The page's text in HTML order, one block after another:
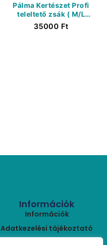
Pálma Kertészet Profi
teleltető zsák ( M/L
méret ) Extra Vastag
150 g / m2 fehér (
35000 Ft
Információk
Információk
Adatkezelési tájékoztató